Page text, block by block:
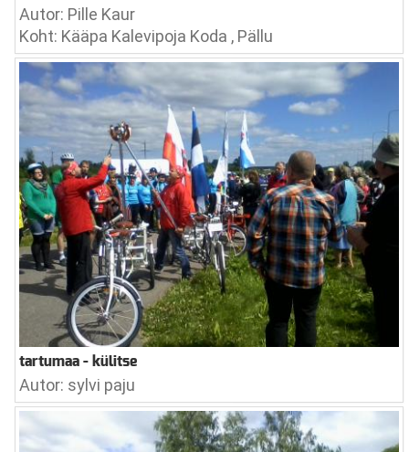
Autor: Pille Kaur
Koht: Kääpa Kalevipoja Koda , Pällu
tartumaa - külitse
Autor: sylvi paju